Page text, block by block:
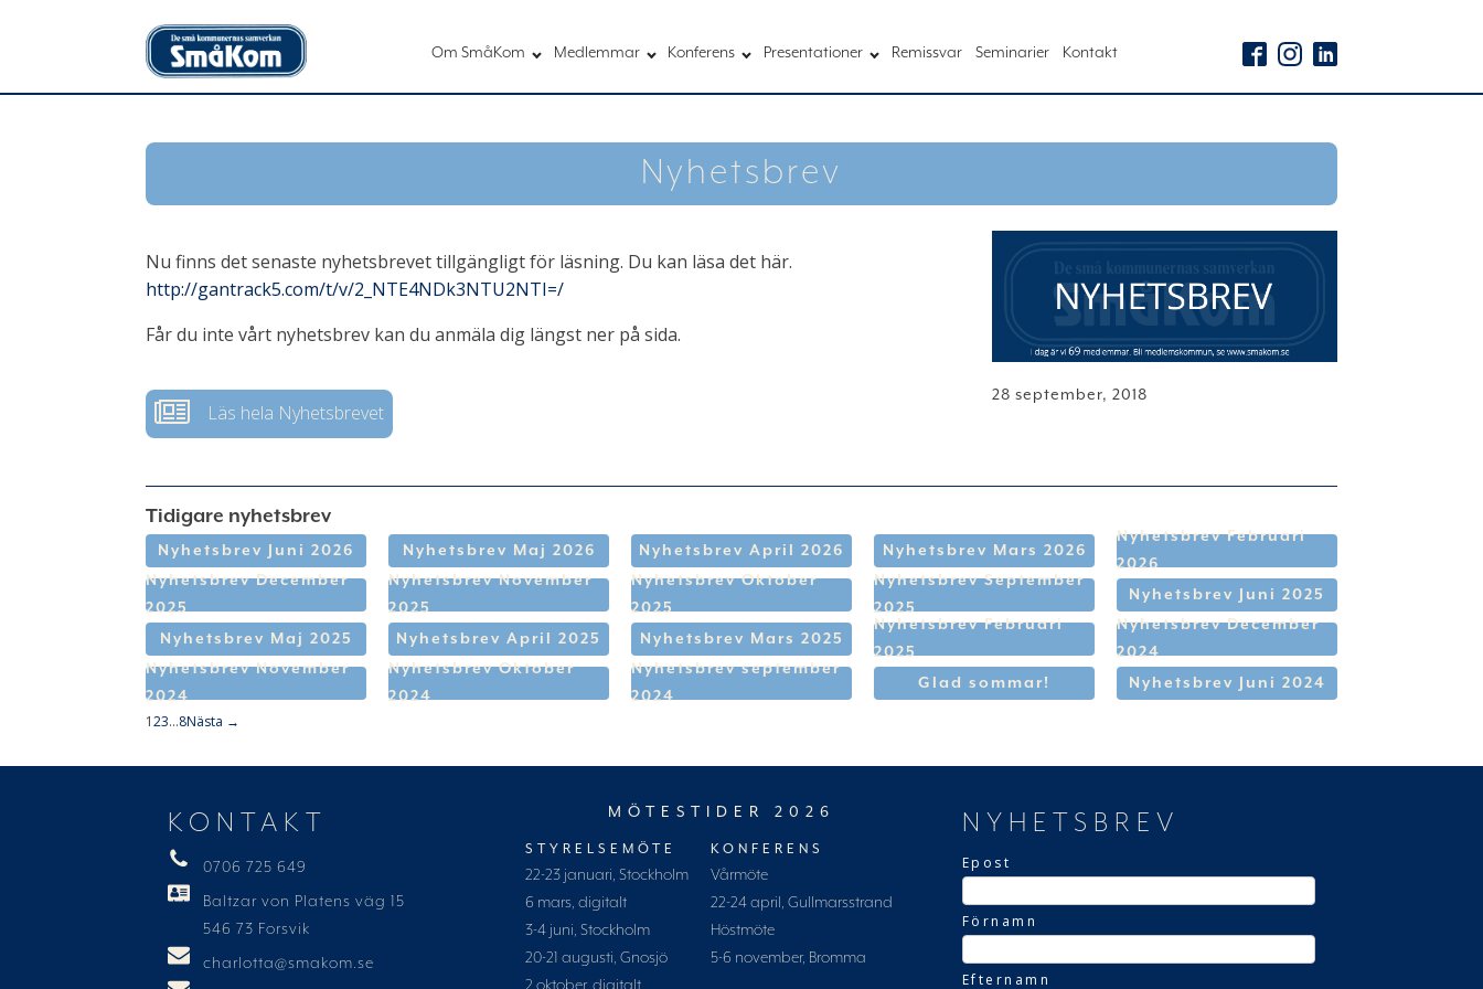
Om SmåKom Medlemmar Konferens Presentationer Remissvar Seminarier Kontakt
Nyhetsbrev
Nu finns det senaste nyhetsbrevet tillgängligt för läsning. Du kan läsa det här.
http://gantrack5.com/t/v/2_NTE4NDk3NTU2NTI=/
Får du inte vårt nyhetsbrev kan du anmäla dig längst ner på sida.
Läs hela Nyhetsbrevet
28 september, 2018
Tidigare nyhetsbrev
Nyhetsbrev Juni 2026 Nyhetsbrev Maj 2026 Nyhetsbrev April 2026 Nyhetsbrev Mars 2026
Nyhetsbrev Februari
2026
Nyhetsbrev December
2025
Nyhetsbrev November
2025
Nyhetsbrev Oktober
2025
Nyhetsbrev September
2025
Nyhetsbrev Juni 2025
Nyhetsbrev Maj 2025 Nyhetsbrev April 2025 Nyhetsbrev Mars 2025
Nyhetsbrev Februari
2025
Nyhetsbrev December
2024
Nyhetsbrev November
2024
Nyhetsbrev Oktober
2024
Nyhetsbrev september
2024
Glad sommar! Nyhetsbrev Juni 2024
123…8Nästa →
KONTAKT
0706 725 649
Baltzar von Platens väg 15
546 73 Forsvik
charlotta@smakom.se
MÖTESTIDER 2026
STYRELSEMÖTE
22-23 januari, Stockholm
6 mars, digitalt
3-4 juni, Stockholm
20-21 augusti, Gnosjö
KONFERENS
Vårmöte
22-24 april, Gullmarsstrand
Höstmöte
5-6 november, Bromma
NYHETSBREV
Epost
Förnamn
Efternamn